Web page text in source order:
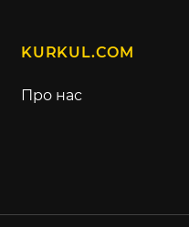
KURKUL.COM
Про нас